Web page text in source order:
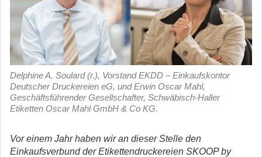
Delphine A. Soulard (r.), Vorstand EKDD – Einkaufskontor
Deutscher Druckereien eG, und Erwin Oscar Mahl,
Geschäftsführender Gesellschafter, Schwäbisch-Haller
Etiketten Oscar Mahl GmbH & Co KG.
Vor einem Jahr haben wir an dieser Stelle den
Einkaufsverbund der Etikettendruckereien SKOOP by